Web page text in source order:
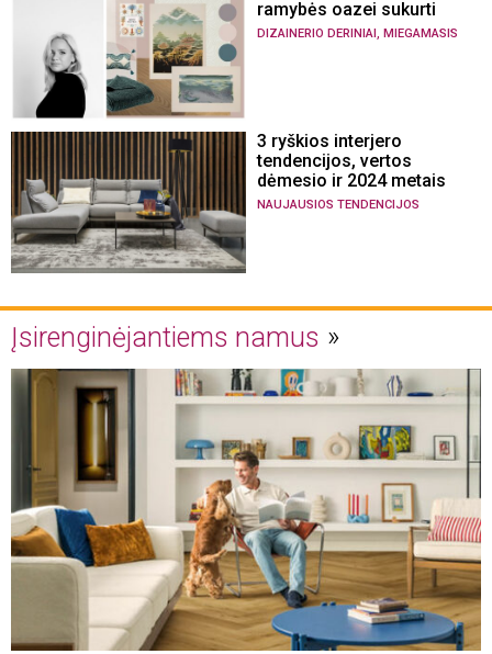
ramybės oazei sukurti
DIZAINERIO DERINIAI , MIEGAMASIS
3 ryškios interjero
tendencijos, vertos
dėmesio ir 2024 metais
NAUJAUSIOS TENDENCIJOS
Įsirenginėjantiems namus